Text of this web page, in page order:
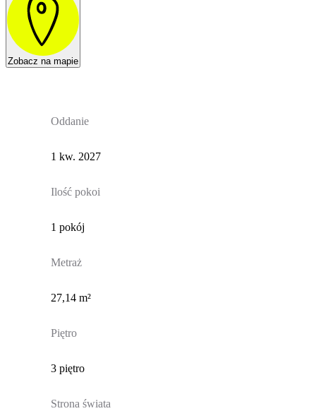
Zobacz na mapie
Oddanie
1 kw. 2027
Ilość pokoi
1 pokój
Metraż
27,14 m²
Piętro
3 piętro
Strona świata